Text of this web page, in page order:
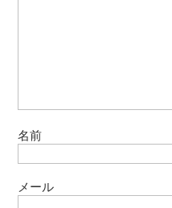
名前
メール